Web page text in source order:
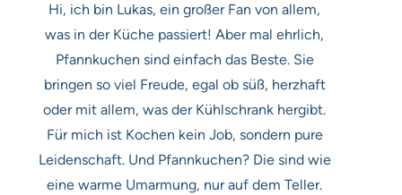
Hi, ich bin Lukas, ein großer Fan von allem,
was in der Küche passiert! Aber mal ehrlich,
Pfannkuchen sind einfach das Beste. Sie
bringen so viel Freude, egal ob süß, herzhaft
oder mit allem, was der Kühlschrank hergibt.
Für mich ist Kochen kein Job, sondern pure
Leidenschaft. Und Pfannkuchen? Die sind wie
eine warme Umarmung, nur auf dem Teller.